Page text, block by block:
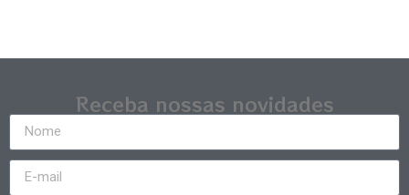
Receba nossas novidades